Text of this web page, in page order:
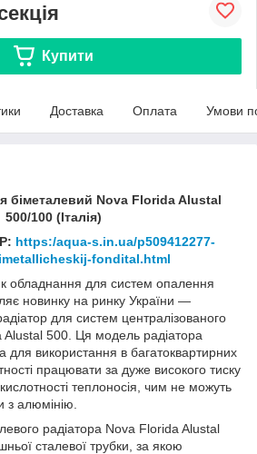
Купити
Доставка Оплата Умови
біметалевий Nova Florida Alustal
500/100 (Італія)
https:/aqua-s.in.ua/p509412277-
fondital.html
обладнання для систем опалення
новинку на ринку України —
для систем централізованого
500. Ця модель радіатора
для використання в багатоквартирних
працювати за дуже високого тиску
теплоносія, чим не можуть
з алюмінію.
радіатора Nova Florida Alustal
сталевої трубки, за якою